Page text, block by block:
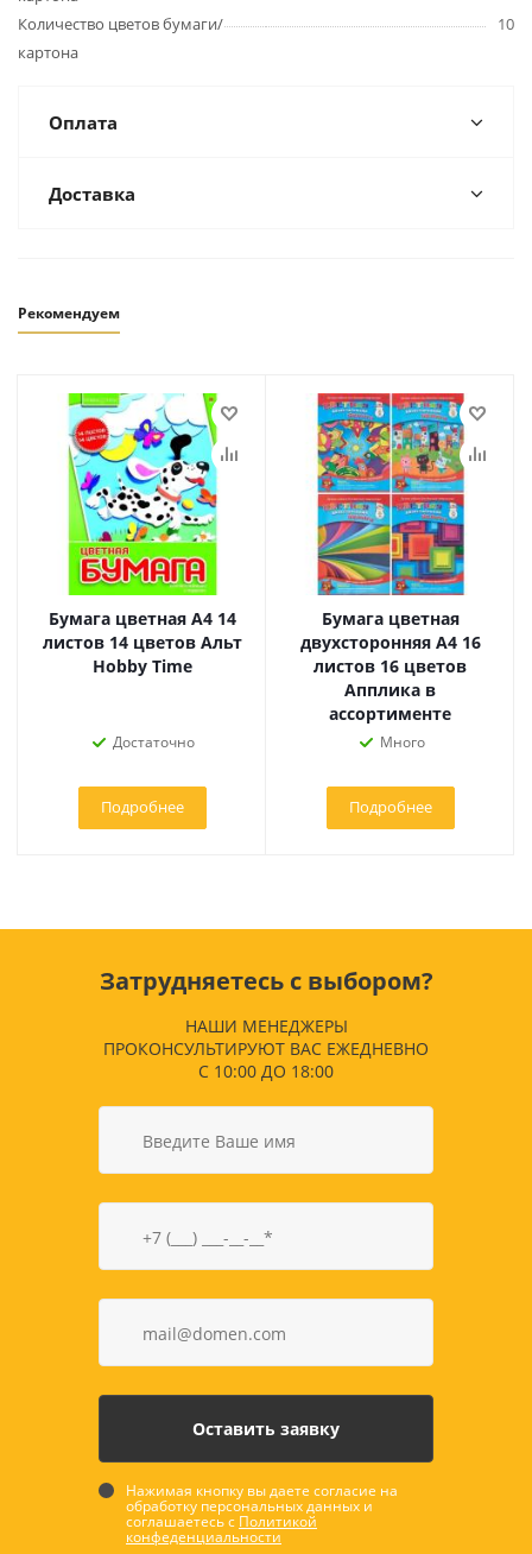
Количество цветов бумаги/
картона
10
Оплата
Доставка
Рекомендуем
Бумага цветная А4 14
листов 14 цветов Альт
Hobby Time
Достаточно
Подробнее
Бумага цветная
двухсторонняя А4 16
листов 16 цветов
Апплика в
ассортименте
Много
Подробнее
Затрудняетесь с выбором?
НАШИ МЕНЕДЖЕРЫ
ПРОКОНСУЛЬТИРУЮТ ВАС ЕЖЕДНЕВНО
С 10:00 ДО 18:00
Нажимая кнопку вы даете согласие на
обработку персональных данных и
соглашаетесь с Политикой
конфеденциальности